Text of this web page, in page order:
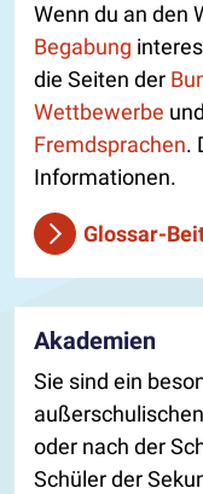
Wenn du an den
Begabung
die Seiten der
Wettbewerbe
Fremdsprachen.
Informationen.
Glossar-
Akademien
Sie sind ein
oder nach der
Schüler der